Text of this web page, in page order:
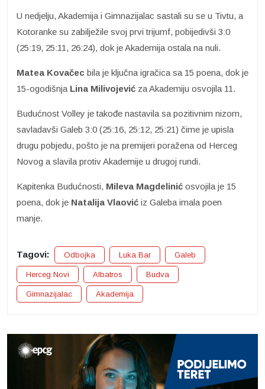
U nedjelju, Akademija i Gimnazijalac sastali su se u Tivtu, a
Kotoranke su zabilježile svoj prvi trijumf, pobijedivši 3:0
(25:19, 25:11, 26:24), dok je Akademija ostala na nuli.
Matea Kovačec bila je ključna igračica sa 15 poena, dok je
15-ogodišnja Lina Milivojević za Akademiju osvojila 11.
Budućnost Volley je takođe nastavila sa pozitivnim nizom,
savladavši Galeb 3:0 (25:16, 25:12, 25:21) čime je upisla
drugu pobjedu, pošto je na premijeri poražena od Herceg
Novog a slavila protiv Akademije u drugoj rundi.
Kapitenka Budućnosti, Mileva Magdelinić osvojila je 15
poena, dok je Natalija Vlaović iz Galeba imala poen
manje.
Tagovi: Odbojka Luka Bar Galeb
Herceg Novi Albatros Budva
Gimnazijalac Akademija